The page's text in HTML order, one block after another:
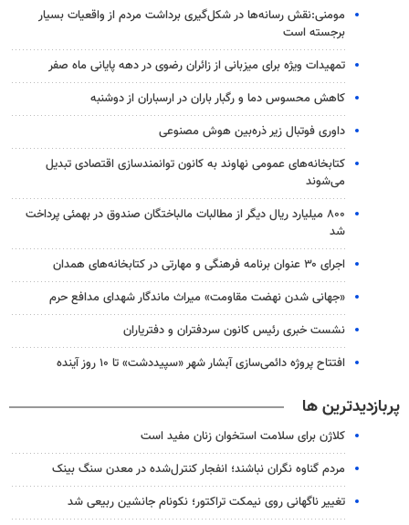
مومنی:نقش رسانه‌ها در شکل‌گیری برداشت مردم از واقعیات بسیار
برجسته است
تمهیدات ویژه برای میزبانی از زائران رضوی در دهه پایانی ماه صفر
کاهش محسوس دما و رگبار باران در ارسباران از دوشنبه
داوری فوتبال زیر ذره‌بین هوش مصنوعی
کتابخانه‌های عمومی نهاوند به کانون توانمندسازی اقتصادی تبدیل
می‌شوند
۸۰۰ میلیارد ریال دیگر از مطالبات مالباختگان صندوق در بهمئی پرداخت
شد
اجرای ۳۰ عنوان برنامه فرهنگی و مهارتی در کتابخانه‎‌های همدان
«جهانی شدن نهضت مقاومت» میراث ماندگار شهدای مدافع حرم
نشست خبری رئیس کانون سردفتران و دفتریاران
افتتاح پروژه دائمی‌سازی آبشار شهر «سپیددشت» تا ۱۰ روز آینده
پربازدیدترین ها
کلاژن برای سلامت استخوان زنان مفید است
مردم گناوه نگران نباشند؛ انفجار کنترل‌شده در معدن سنگ بینک
تغییر ناگهانی روی نیمکت تراکتور؛ نکونام جانشین ربیعی شد